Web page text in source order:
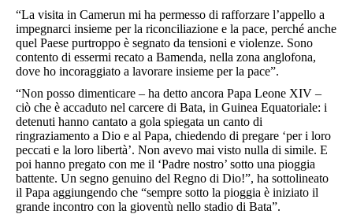
“La visita in Camerun mi ha permesso di rafforzare l’appello a
impegnarci insieme per la riconciliazione e la pace, perché anche
quel Paese purtroppo è segnato da tensioni e violenze. Sono
contento di essermi recato a Bamenda, nella zona anglofona,
dove ho incoraggiato a lavorare insieme per la pace”.
“Non posso dimenticare – ha detto ancora Papa Leone XIV –
ciò che è accaduto nel carcere di Bata, in Guinea Equatoriale: i
detenuti hanno cantato a gola spiegata un canto di
ringraziamento a Dio e al Papa, chiedendo di pregare ‘per i loro
peccati e la loro libertà’. Non avevo mai visto nulla di simile. E
poi hanno pregato con me il ‘Padre nostro’ sotto una pioggia
battente. Un segno genuino del Regno di Dio!”, ha sottolineato
il Papa aggiungendo che “sempre sotto la pioggia è iniziato il
grande incontro con la gioventù nello stadio di Bata”.